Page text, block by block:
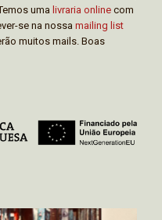
Temos uma livraria online com
se na nossa mailing list
muitos mails. Boas